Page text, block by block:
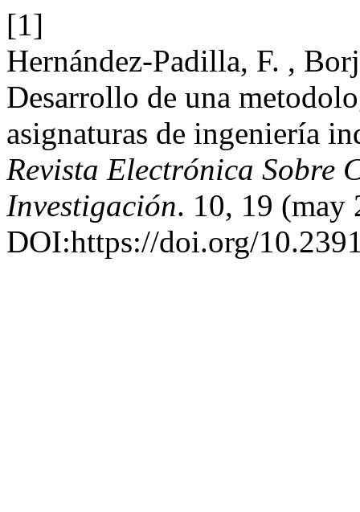
[1]
Hernández-Padilla, F. ,
Desarrollo de una
asignaturas de ingeniería
Revista Electrónica Sobre
Investigación. 10, 19 (may
DOI:https://doi.org/